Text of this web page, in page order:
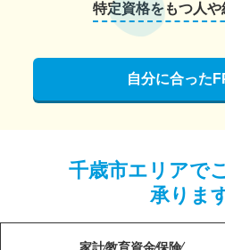
特定資格をもつ人や
自分に合った
千歳市エリアで
承りま